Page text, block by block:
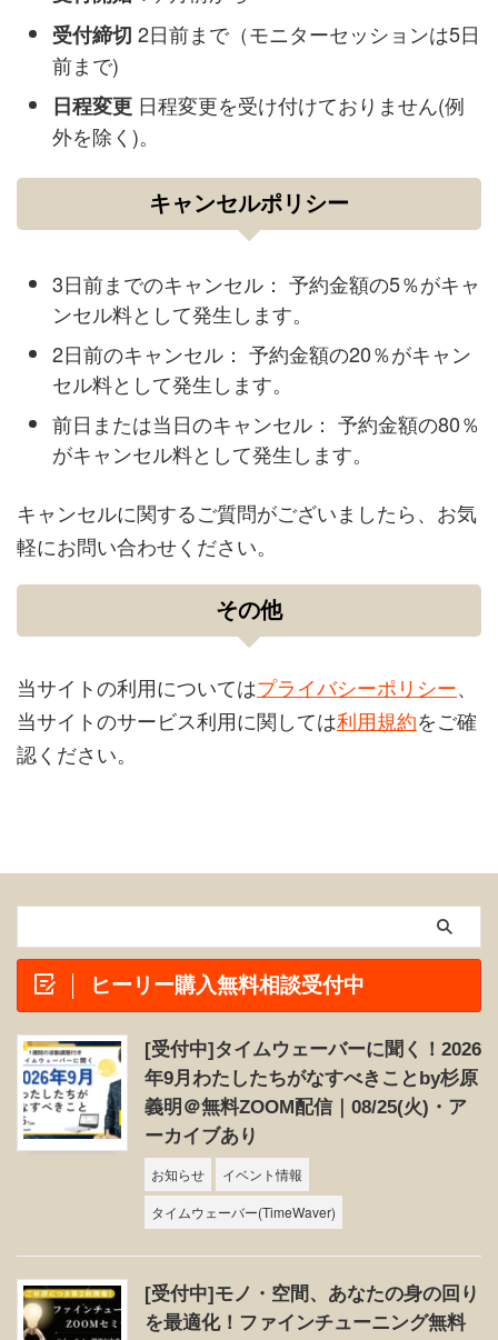
受付締切 2日前まで（モニターセッションは5日
前まで)
日程変更 日程変更を受け付けておりません(例
外を除く)。
キャンセルポリシー
3日前までのキャンセル： 予約金額の5％がキャ
ンセル料として発生します。
2日前のキャンセル： 予約金額の20％がキャン
セル料として発生します。
前日または当日のキャンセル： 予約金額の80％
がキャンセル料として発生します。
キャンセルに関するご質問がございましたら、お気
軽にお問い合わせください。
その他
当サイトの利用についてはプライバシーポリシー、
当サイトのサービス利用に関しては利用規約をご確
認ください。
ヒーリー購入無料相談受付中
[受付中]タイムウェーバーに聞く！2026
年9月わたしたちがなすべきことby杉原
義明＠無料ZOOM配信｜08/25(火)・ア
ーカイブあり
お知らせ
イベント情報
タイムウェーバー(TimeWaver)
[受付中]モノ・空間、あなたの身の回り
を最適化！ファインチューニング無料